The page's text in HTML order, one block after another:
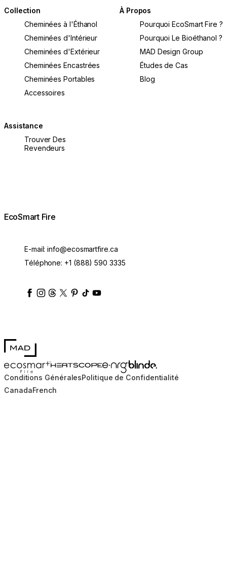
Collection
Cheminées à l'Éthanol
Cheminées d'Intérieur
Cheminées d'Extérieur
Cheminées Encastrées
Cheminées Portables
Accessoires
À Propos
Pourquoi EcoSmart Fire ?
Pourquoi Le Bioéthanol ?
MAD Design Group
Études de Cas
Blog
Assistance
Trouver Des
Revendeurs
EcoSmart Fire
E-mail:info@ecosmartfire.ca
Téléphone: +1 (888) 590 3335
ecosmartfire
ecosmartfire
ecosmartfire
ecosmartfire
ecosmartfire
ecosmartfire
ecosmartfires
MAD Design
EcoSmart FireHEATSCOPE® Heaters
e-NRG Bioethanol
Blinde Design
Conditions GénéralesPolitique de Confidentialité
CanadaFrench